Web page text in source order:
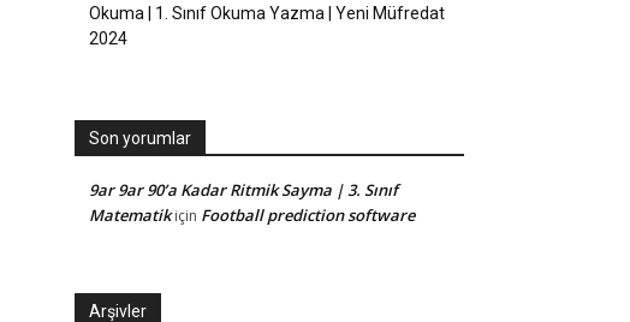
Okuma | 1. Sınıf Okuma Yazma | Yeni Müfredat
2024
Son yorumlar
9ar 9ar 90’a Kadar Ritmik Sayma | 3. Sınıf
Matematikiçin Football prediction software
Arşivler